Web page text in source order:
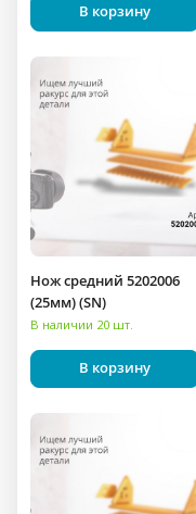
В корзину
Нож средний 5202006
(25мм) (SN)
В наличии 20 шт.
В корзину